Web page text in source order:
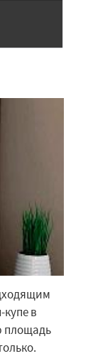
в
площадь